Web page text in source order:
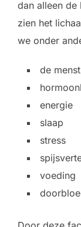
dan alleen
zien het
we onder
de
energie
slaap
stress
voeding